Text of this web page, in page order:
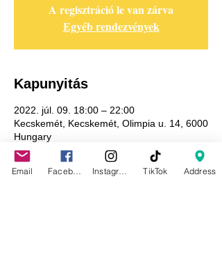
A regisztráció le van zárva
Egyéb rendezvények
Kapunyitás
2022. júl. 09. 18:00 – 22:00
Kecskemét, Kecskemét, Olimpia u. 14, 6000
Hungary
Email TikTok Address